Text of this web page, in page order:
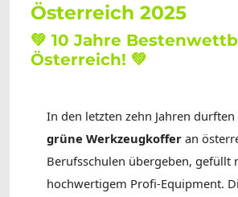
Österreich 2025
💚 10 Jahre
Österreich! 💚
In den letzten zehn Jahren
grüne Werkzeugkoffer an
Berufsschulen übergeben, gefüllt
hochwertigem Profi-Equipment.